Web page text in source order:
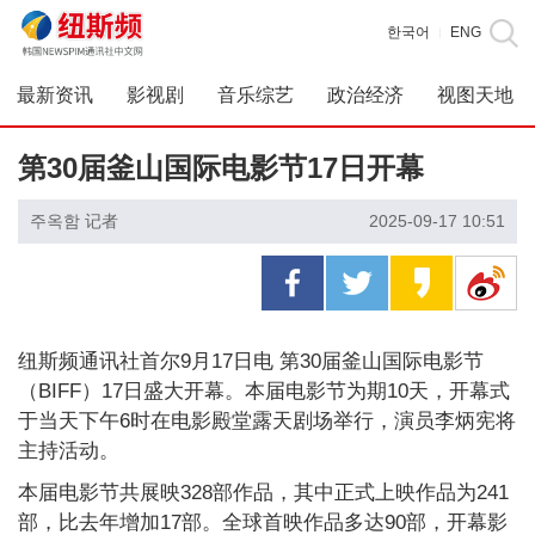
한국어 ENG
最新资讯 影视剧 音乐综艺 政治经济 视图天地
第30届釜山国际电影节17日开幕
주옥함 记者 2025-09-17 10:51
纽斯频通讯社首尔9月17日电 第30届釜山国际电影节
（BIFF）17日盛大开幕。本届电影节为期10天，开幕式
于当天下午6时在电影殿堂露天剧场举行，演员李炳宪将
主持活动。
本届电影节共展映328部作品，其中正式上映作品为241
部，比去年增加17部。全球首映作品多达90部，开幕影